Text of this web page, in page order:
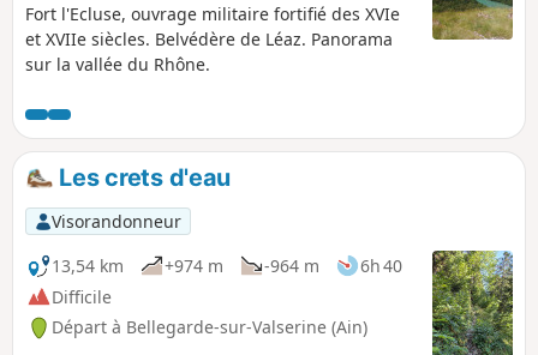
Fort l'Ecluse, ouvrage militaire fortifié des XVIe
et XVIIe siècles. Belvédère de Léaz. Panorama
sur la vallée du Rhône.
Les crets d'eau
Visorandonneur
13,54 km
+974 m -964 m
6h 40
Difficile
Départ à Bellegarde-sur-Valserine (Ain)